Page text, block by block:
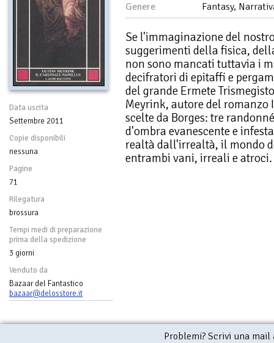
Data uscita
Settembre 2011
Copie disponibili
nessuna
Pagine
71
Rilegatura
brossura
Tempi medi di preparazione
prima della spedizione
3 giorni
Venduto da
Bazaar del Fantastico
bazaar@delosstore.it
Genere
Fantasy,
Se l'immaginazione del
suggerimenti della fisica,
non sono mancati tuttavia i
decifratori di epitaffi e
del grande Ermete
Meyrink, autore del romanzo
scelte da Borges: tre
d'ombra evanescente e
realtà dall'irrealtà, il mondo
entrambi vani, irreali e atroci.
Problemi? Scrivi una